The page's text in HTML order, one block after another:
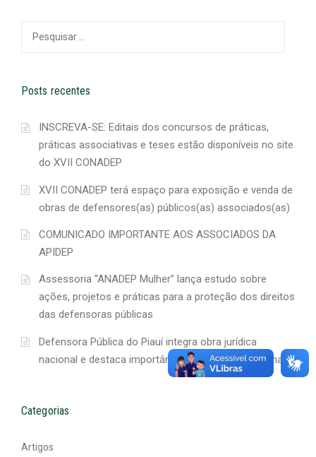
por:
Posts recentes
INSCREVA-SE: Editais dos concursos de práticas,
práticas associativas e teses estão disponíveis no site
do XVII CONADEP
XVII CONADEP terá espaço para exposição e venda de
obras de defensores(as) públicos(as) associados(as)
COMUNICADO IMPORTANTE AOS ASSOCIADOS DA
APIDEP
Assessoria “ANADEP Mulher” lança estudo sobre
ações, projetos e práticas para a proteção dos direitos
das defensoras públicas
Defensora Pública do Piauí integra obra jurídica
nacional e destaca importância da produção regional
Categorias
Artigos